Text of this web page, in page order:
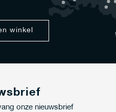
winkel
onze nieuwsbrief